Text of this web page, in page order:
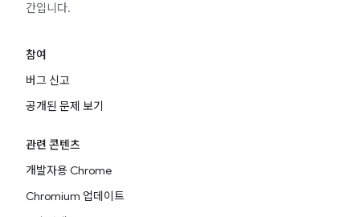
간입니다.
참여
버그 신고
공개된 문제 보기
관련 콘텐츠
개발자용 Chrome
Chromium 업데이트